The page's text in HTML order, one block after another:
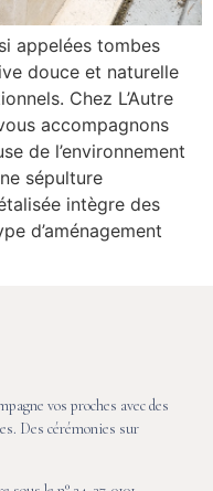
appelées tombes
douce et naturelle
Chez L’Autre
accompagnons
de l’environnement
sépulture
intègre des
d’aménagement
vos proches avec des
Des cérémonies sur